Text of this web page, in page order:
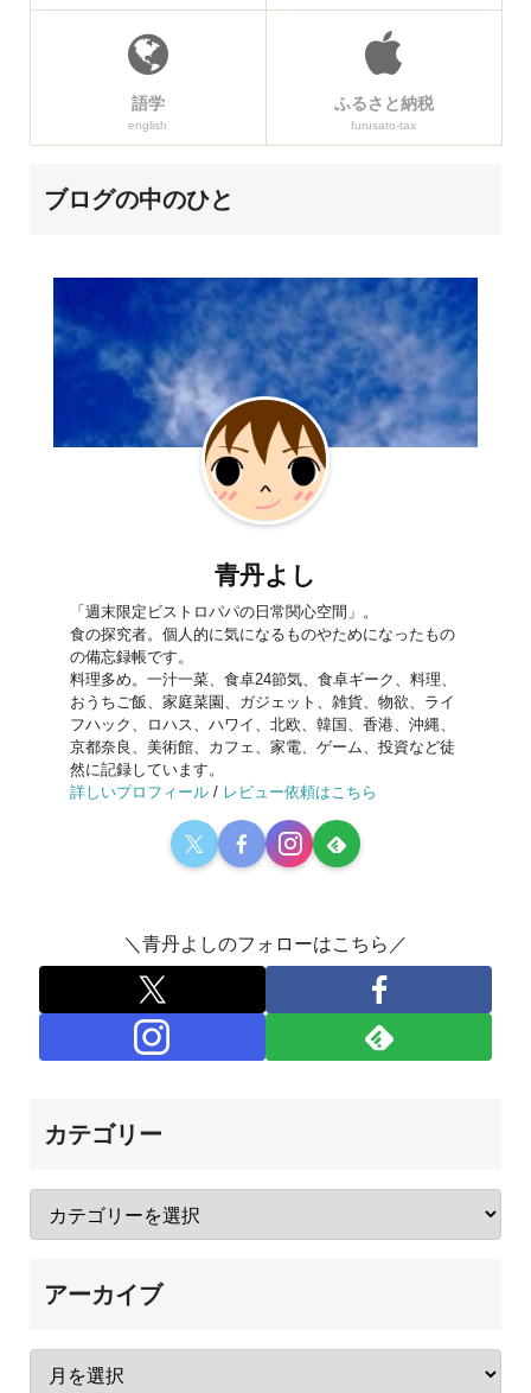
語学
english
ふるさと納税
furusato-tax
ブログの中のひと
青丹よし
「週末限定ビストロパパの日常関心空間」。
食の探究者。個人的に気になるものやためになったもの
の備忘録帳です。
料理多め。一汁一菜、食卓24節気、食卓ギーク、料理、
おうちご飯、家庭菜園、ガジェット、雑貨、物欲、ライ
フハック、ロハス、ハワイ、北欧、韓国、香港、沖縄、
京都奈良、美術館、カフェ、家電、ゲーム、投資など徒
然に記録しています。
詳しいプロフィール / レビュー依頼はこちら
＼青丹よしのフォローはこちら／
カテゴリー
アーカイブ